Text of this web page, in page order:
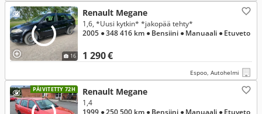
16
Renault Megane
1 290 €
1,6, *Uusi kytkin* *jakopää tehty*
2005 ● 348 416 km ● Bensiini ● Manuaali ● Etuveto
Espoo, Autohelmi
PÄIVITETTY 72H Renault Megane
1,4
1999 ● 250 500 km ● Bensiini ● Manuaali ● Etuveto